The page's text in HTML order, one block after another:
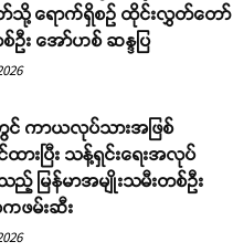
သို့ ရောက်ရှိစဉ် ထိုင်းလွှတ်တော်
း အော်ဟစ် ဆန္ဒပြ
တွင် ကာယလုပ်သားအဖြစ်
ားပြီး သန့်ရှင်းရေးအလုပ်
မြန်မာအမျိုးသမီးတစ်ဦး
ဖမ်းဆီး